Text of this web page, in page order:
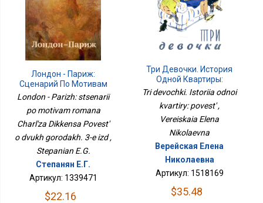
Лондон - Париж:
Сценарий По Мотивам
Романа Чарльза
Двух Городах. 3-Е Изд
London - Parizh: stsenarii
po motivam romana
Charl'za Dikkensa Povest'
o dvukh gorodakh. 3-e izd ,
Stepanian E.G.
Степанян Е.Г.
Артикул: 1339471
$22.16
Три Девочки. История
Одной Квартиры:
Повесть
Tri devochki. Istoriia odnoi
kvartiry: povest' ,
Vereiskaia Elena
Nikolaevna
Верейская Елена
Николаевна
Артикул: 1518169
$35.48